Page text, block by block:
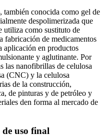
conocida como gel de
despolimerizada que
utiliza como sustituto de
fabricación de medicamentos
aplicación en productos
y aglutinante. Por
las nanofibrillas de celulosa
(CNC) y la celulosa
de la construcción,
de pinturas y de petróleo y
den forma al mercado de
uso final